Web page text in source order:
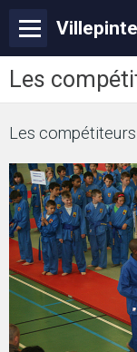
Les
Les compétiteurs